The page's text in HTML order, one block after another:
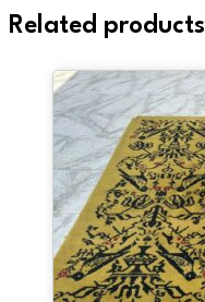
Related products